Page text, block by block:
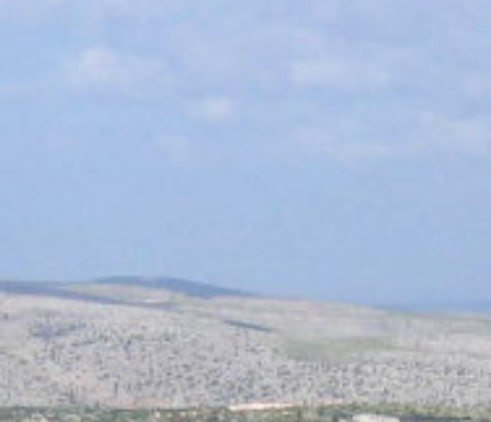
Notre bibliothèque rassemble des ouvrages
consacrés à l’antiquité tardive et à Césaire d’Arles,
publiés de par le monde en plusieurs langues. On
peut consulter les ouvrages et en obtenir des
extraits en devenant membre de l’association